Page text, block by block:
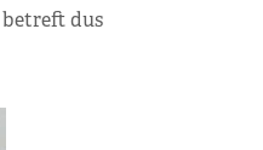
betreft dus